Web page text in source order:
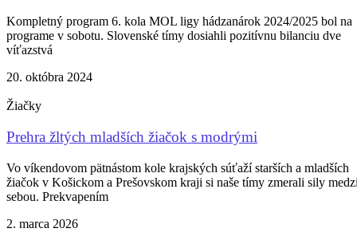
Kompletný program 6. kola MOL ligy hádzanárok 2024/2025 bol na
programe v sobotu. Slovenské tímy dosiahli pozitívnu bilanciu dve
víťazstvá
20. októbra 2024
Žiačky
Prehra žltých mladších žiačok s modrými
Vo víkendovom pätnástom kole krajských súťaží starších a mladších
žiačok v Košickom a Prešovskom kraji si naše tímy zmerali sily
sebou. Prekvapením
2. marca 2026